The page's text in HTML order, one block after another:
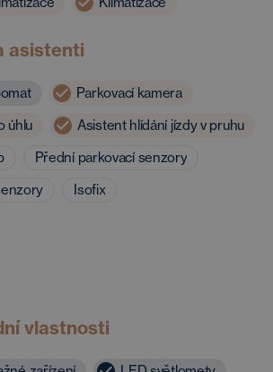
asistenti
Parkovací kamera
úhlu
Asistent hlídání jízdy v pruhu
Přední parkovací senzory
Isofix
vlastnosti